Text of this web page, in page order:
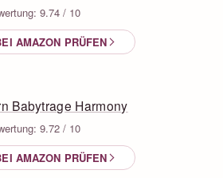
9.74 / 10
AMAZON PRÜFEN
Babytrage Harmony
9.72 / 10
AMAZON PRÜFEN